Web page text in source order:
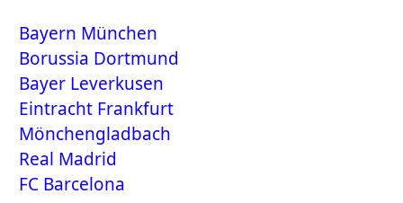
Bayern München
Borussia Dortmund
Bayer Leverkusen
Eintracht Frankfurt
Mönchengladbach
Real Madrid
FC Barcelona